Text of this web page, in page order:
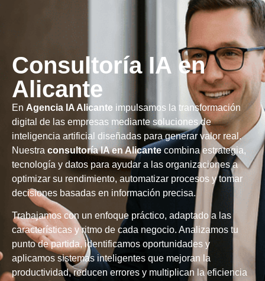
Consultoría IA en
Alicante
En Agencia IA Alicante impulsamos la transformación
digital de las empresas mediante soluciones de
inteligencia artificial diseñadas para generar valor real.
Nuestra consultoría IA en Alicantecombina estrategia,
tecnología y datos para ayudar a las organizaciones a
optimizar su rendimiento, automatizar procesos y tomar
decisiones basadas en información precisa.
Trabajamos con un enfoque práctico, adaptado a las
características y ritmo de cada negocio. Analizamos tu
punto de partida, identificamos oportunidades y
aplicamos sistemas inteligentes que mejoran la
productividad, reducen errores y multiplican la eficiencia